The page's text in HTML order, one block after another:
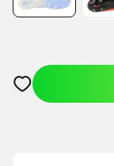
Ανοίγει ένα